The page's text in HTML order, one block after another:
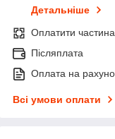
Детальніше
Оплатити
Післяплата
Оплата на
Всі умови оплати